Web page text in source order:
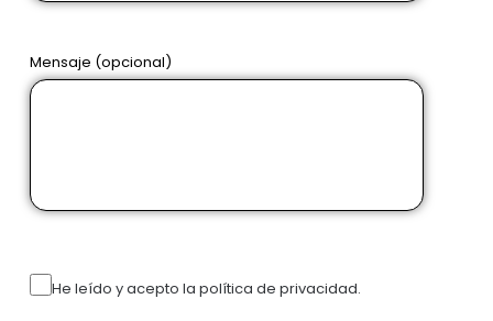
Mensaje (opcional)
He leído y acepto la política de privacidad.